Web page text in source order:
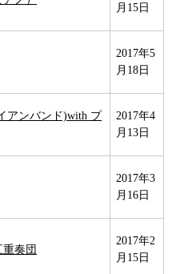
月15日
2017年5
月18日
アンバンド)with プ
2017年4
月13日
2017年3
月16日
奏団
2017年2
月15日